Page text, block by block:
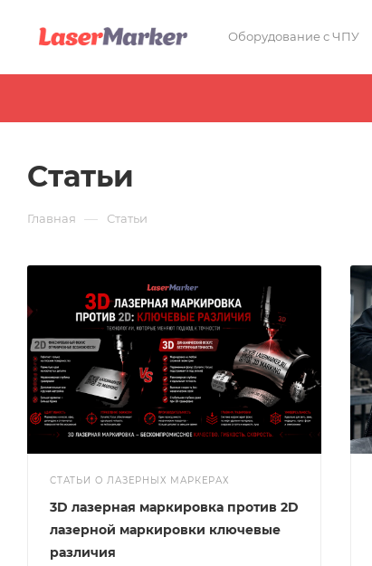
Оборудование с ЧПУ
Статьи
Главная — Статьи
СТАТЬИ О ЛАЗЕРНЫХ МАРКЕРАХ
3D лазерная маркировка против 2D
лазерной маркировки ключевые
различия